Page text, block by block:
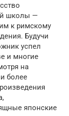
школы —
к римскому
Будучи
успел
и многие
на
более
японские